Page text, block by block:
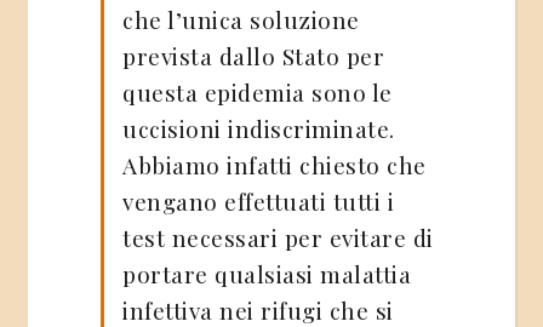
che l’unica soluzione
prevista dallo Stato per
questa epidemia sono le
uccisioni indiscriminate.
Abbiamo infatti chiesto che
vengano effettuati tutti i
test necessari per evitare di
portare qualsiasi malattia
infettiva nei rifugi che si